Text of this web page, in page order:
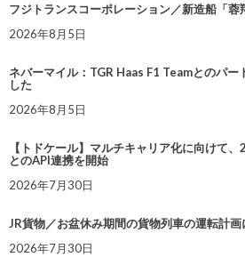
フジトランスコーポレーション／新造船「蓉
2026年8月5日
ネバーマイル：TGR Haas F1 Teamとのパー
した
2026年8月5日
【トドケール】マルチキャリア化に向けて
とのAPI連携を開始
2026年7月30日
JR貨物／お盆休み期間の貨物列車の運転計画
2026年7月30日